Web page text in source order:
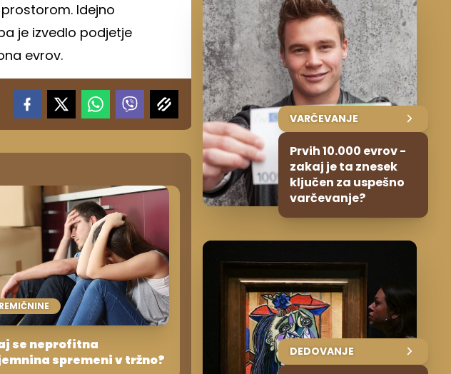
Idejno
je izvedlo podjetje
evrov.
se neprofitna
spremeni v tržno?
VARČEVANJE
Prvih 10.000 evrov -
zakaj je ta znesek
ključen za uspešno
varčevanje?
DEDOVANJE